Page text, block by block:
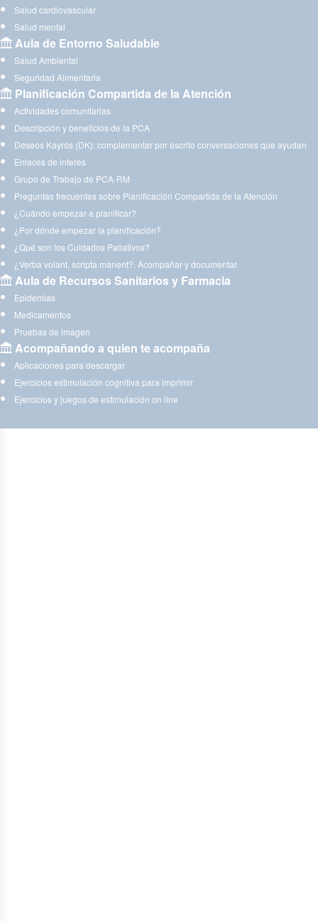
Salud cardiovascular
Salud mental
Aula de Entorno Saludable
Salud Ambiental
Seguridad Alimentaria
Planificación Compartida de la Atención
Actividades comunitarias
Descripción y beneficios de la PCA
Deseos Kayrós (DK): complementar por escrito conversaciones que ayudan
Enlaces de interés
Grupo de Trabajo de PCA-RM
Preguntas frecuentes sobre Planificación Compartida de la Atención
¿Cuándo empezar a planificar?
¿Por dónde empezar la planificación?
¿Qué son los Cuidados Paliativos?
¿Verba volant, scripta manent?. Acompañar y documentar.
Aula de Recursos Sanitarios y Farmacia
Epidemias
Medicamentos
Pruebas de imagen
Acompañando a quien te acompaña
Aplicaciones para descargar
Ejercicios estimulación cognitiva para imprimir
Ejercicios y juegos de estimulación on line